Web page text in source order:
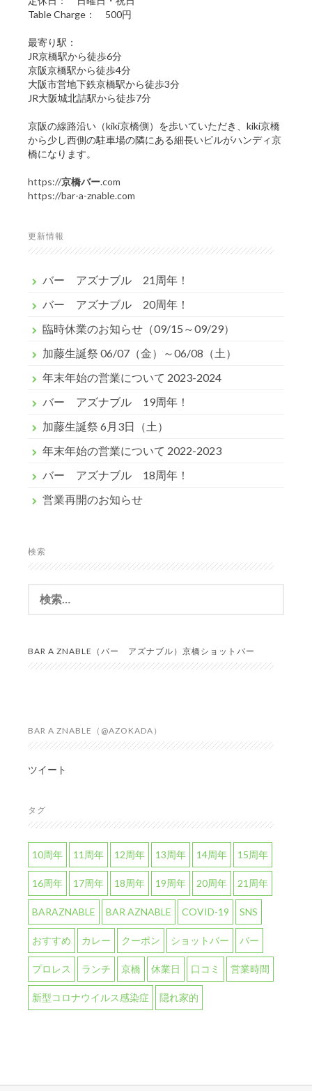
Table Charge： 500円
最寄り駅：
JR京橋駅から徒歩6分
京阪京橋駅から徒歩4分
大阪市営地下鉄京橋駅から徒歩3分
JR大阪城北詰駅から徒歩7分
京阪の線路沿い（kiki京橋側）を歩いていただき、kiki京橋
から少し西側の駐車場の隣にある細長いビルがハンディ京
橋になります。
https://京橋バー.com
https://bar-a-znable.com
更新情報
バー アズナブル 21周年！
バー アズナブル 20周年！
臨時休業のお知らせ（09/15～09/29）
加藤生誕祭 06/07（金）～06/08（土）
年末年始の営業について 2023-2024
バー アズナブル 19周年！
加藤生誕祭 6月3日（土）
年末年始の営業について 2022-2023
バー アズナブル 18周年！
営業再開のお知らせ
検索
BAR A ZNABLE（バー アズナブル）京橋ショットバー
BAR A ZNABLE（@AZOKADA）
ツイート
タグ
10周年 11周年 12周年 13周年 14周年 15周年
16周年 17周年 18周年 19周年 20周年 21周年
BARAZNABLE BAR AZNABLE COVID-19 SNS
おすすめ カレー クーポン ショットバー バー
プロレス ランチ 京橋 休業日 口コミ 営業時間
新型コロナウイルス感染症 隠れ家的